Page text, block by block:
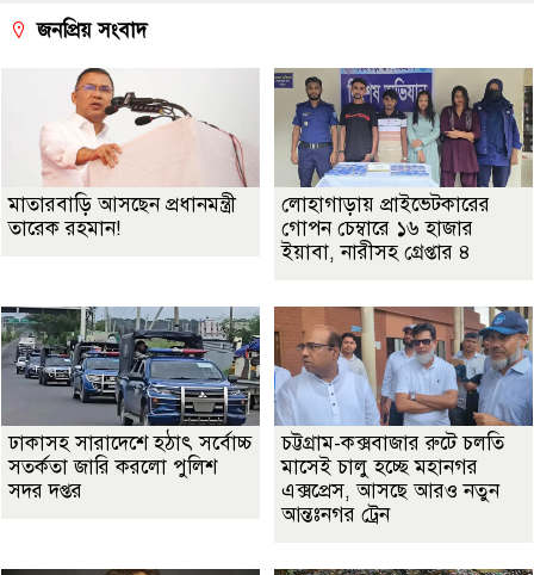
জনপ্রিয় সংবাদ
মাতারবাড়ি আসছেন প্রধানমন্ত্রী
তারেক রহমান!
লোহাগাড়ায় প্রাইভেটকারের
গোপন চেম্বারে ১৬ হাজার
ইয়াবা, নারীসহ গ্রেপ্তার ৪
ঢাকাসহ সারাদেশে হঠাৎ সর্বোচ্চ
সতর্কতা জা‌রি করলো পুলিশ
সদর দপ্তর
চট্টগ্রাম-কক্সবাজার রুটে চলতি
মাসেই চালু হচ্ছে মহানগর
এক্সপ্রেস, আসছে আরও নতুন
আন্তঃনগর ট্রেন